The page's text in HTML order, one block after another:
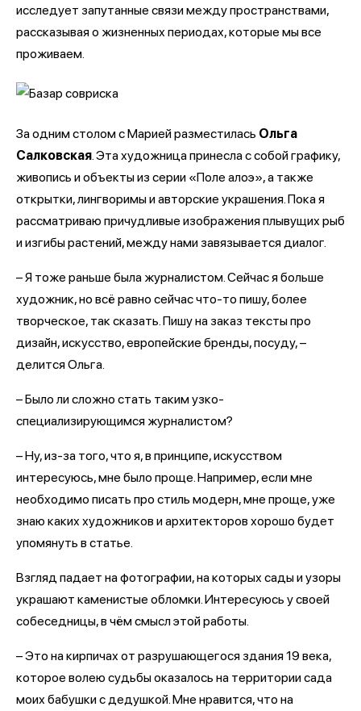
исследует запутанные связи между пространствами,
рассказывая о жизненных периодах, которые мы все
проживаем.
За одним столом с Марией разместилась Ольга
Салковская . Эта художница принесла с собой графику,
живопись и объекты из серии «Поле алоэ», а также
открытки, лингворимы и авторские украшения. Пока я
рассматриваю причудливые изображения плывущих рыб
и изгибы растений, между нами завязывается диалог.
– Я тоже раньше была журналистом. Сейчас я больше
художник, но всё равно сейчас что-то пишу, более
творческое, так сказать. Пишу на заказ тексты про
дизайн, искусство, европейские бренды, посуду, –
делится Ольга.
– Было ли сложно стать таким узко-
специализирующимся журналистом?
– Ну, из-за того, что я, в принципе, искусством
интересуюсь, мне было проще. Например, если мне
необходимо писать про стиль модерн, мне проще, уже
знаю каких художников и архитекторов хорошо будет
упомянуть в статье.
Взгляд падает на фотографии, на которых сады и узоры
украшают каменистые обломки. Интересуюсь у своей
собеседницы, в чём смысл этой работы.
– Это на кирпичах от разрушающегося здания 19 века,
которое волею судьбы оказалось на территории сада
моих бабушки с дедушкой. Мне нравится, что на